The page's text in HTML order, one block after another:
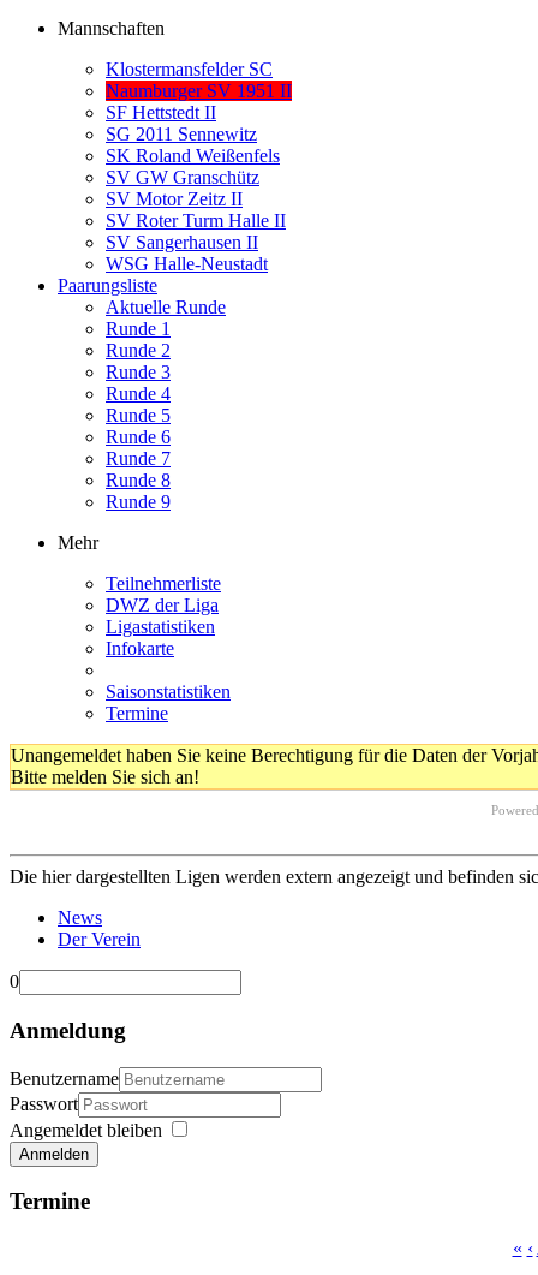
Mannschaften
Klostermansfelder SC
Naumburger SV 1951 II
SF Hettstedt II
SG 2011 Sennewitz
SK Roland Weißenfels
SV GW Granschütz
SV Motor Zeitz II
SV Roter Turm Halle II
SV Sangerhausen II
WSG Halle-Neustadt
Paarungsliste
Aktuelle Runde
Runde 1
Runde 2
Runde 3
Runde 4
Runde 5
Runde 6
Runde 7
Runde 8
Runde 9
Mehr
Teilnehmerliste
DWZ der Liga
Ligastatistiken
Infokarte
Saisonstatistiken
Termine
Unangemeldet haben Sie keine Berechtigung für die Daten der
Bitte melden Sie sich an!
Die hier dargestellten Ligen werden extern angezeigt und befinden
News
Der Verein
0
Anmeldung
Benutzername
Passwort
Angemeldet bleiben
Anmelden
Termine
« ‹